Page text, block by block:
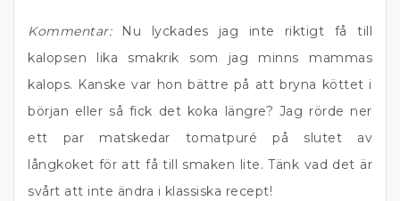
Kommentar:Nu lyckades jag inte riktigt få till
kalopsen lika smakrik som jag minns mammas
kalops. Kanske var hon bättre på att bryna köttet i
början eller så fick det koka längre? Jag rörde ner
ett par matskedar tomatpuré på slutet av
långkoket för att få till smaken lite. Tänk vad det är
svårt att inte ändra i klassiska recept!